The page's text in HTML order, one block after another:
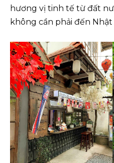
hương vị tinh tế từ đất
không cần phải đến Nhật